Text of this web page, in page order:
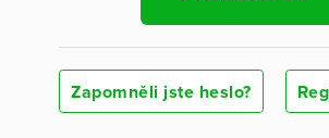
Zapomněli jste heslo?